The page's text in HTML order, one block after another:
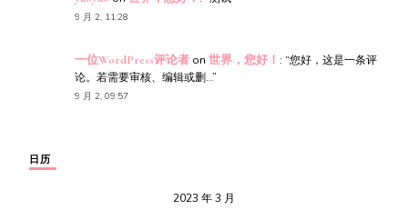
9 月 2, 11:28
一位WordPress评论者 on 世界，您好！ : “您好，这是一条评
论。若需要审核、编辑或删…”
9 月 2, 09:57
日历
2023 年 3 月